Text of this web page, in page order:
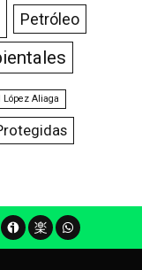
Petróleo
López Aliaga